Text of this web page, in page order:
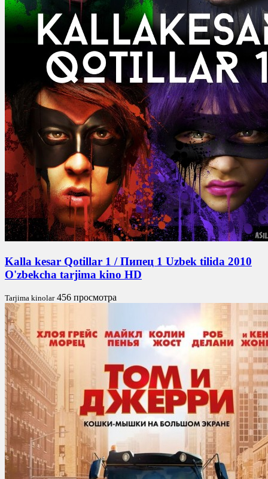
Kalla kesar Qotillar 1 / Пипец 1 Uzbek tilida 2010
O'zbekcha tarjima kino HD
Tarjima kinolar 456 просмотра